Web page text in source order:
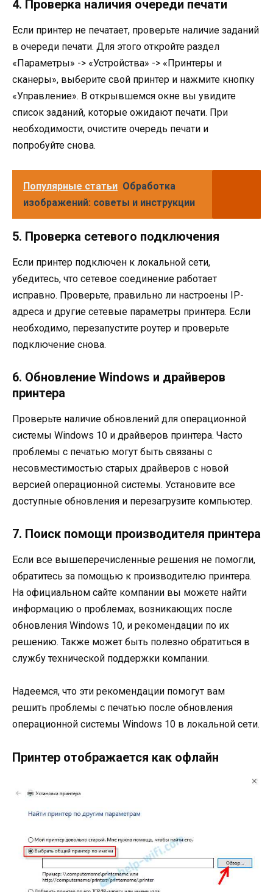
4. Проверка наличия очереди печати
Если принтер не печатает, проверьте наличие заданий
в очереди печати. Для этого откройте раздел
«Параметры» -> «Устройства» -> «Принтеры и
сканеры», выберите свой принтер и нажмите кнопку
«Управление». В открывшемся окне вы увидите
список заданий, которые ожидают печати. При
необходимости, очистите очередь печати и
попробуйте снова.
Популярные статьи Обработка
изображений: советы и инструкции
5. Проверка сетевого подключения
Если принтер подключен к локальной сети,
убедитесь, что сетевое соединение работает
исправно. Проверьте, правильно ли настроены IP-
адреса и другие сетевые параметры принтера. Если
необходимо, перезапустите роутер и проверьте
подключение снова.
6. Обновление Windows и драйверов
принтера
Проверьте наличие обновлений для операционной
системы Windows 10 и драйверов принтера. Часто
проблемы с печатью могут быть связаны с
несовместимостью старых драйверов с новой
версией операционной системы. Установите все
доступные обновления и перезагрузите компьютер.
7. Поиск помощи производителя принтера
Если все вышеперечисленные решения не помогли,
обратитесь за помощью к производителю принтера.
На официальном сайте компании вы можете найти
информацию о проблемах, возникающих после
обновления Windows 10, и рекомендации по их
решению. Также может быть полезно обратиться в
службу технической поддержки компании.
Надеемся, что эти рекомендации помогут вам
решить проблемы с печатью после обновления
операционной системы Windows 10 в локальной сети.
Принтер отображается как офлайн